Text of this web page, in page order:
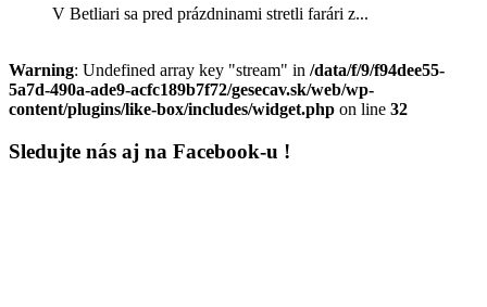
V Betliari sa pred prázdninami stretli farári z...
Warning: Undefined array key "stream" in /data/f/9/f94dee55-
5a7d-490a-ade9-acfc189b7f72/gesecav.sk/web/wp-
content/plugins/like-box/includes/widget.php on line 32
Sledujte nás aj na Facebook-u !